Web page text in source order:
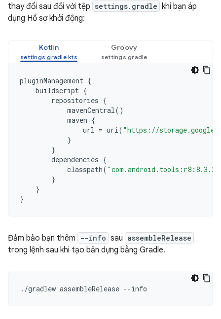
thay đổi sau đối với tệp settings.gradle khi bạn áp
dụng Hồ sơ khởi động:
Kotlin Groovy
pluginManagement {
buildscript {
repositories {
mavenCentral()
maven {
url = uri( "https://
}
}
dependencies {
classpath(
}
}
}
Đảm bảo bạn thêm --info sau assembleRelease
trong lệnh sau khi tạo bản dựng bằng Gradle.